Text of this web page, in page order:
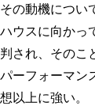
の動機につい
ハウスに向かっ
され、そのこ
ーフォーマン
以上に強い。